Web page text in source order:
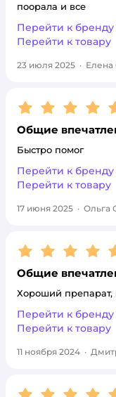
поорала и все
Перейти к бренду
Перейти к товару
23 июля 2025 · Елена
Рейтинг:5
Общие
Быстро помог
Перейти к бренду
Перейти к товару
17 июня 2025 · Ольга
Рейтинг:5
Общие
Хороший препарат,
Перейти к бренду
Перейти к товару
11 ноября 2024 ·
Рейтинг:5